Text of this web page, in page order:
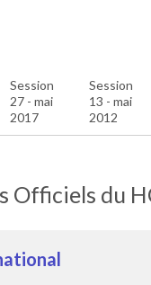
Session
27 - mai
2017
Session
13 - mai
2012
Officiels du